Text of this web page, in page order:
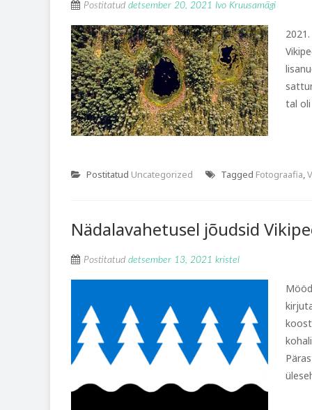
Postitatud detsember 20, 2021 Ivo Kruusamägi
tal oli
Postitatud Uncategorized Tagged Fotograafia,
Nädalavahetusel jõudsid
Postitatud detsember 13, 2021 kristel